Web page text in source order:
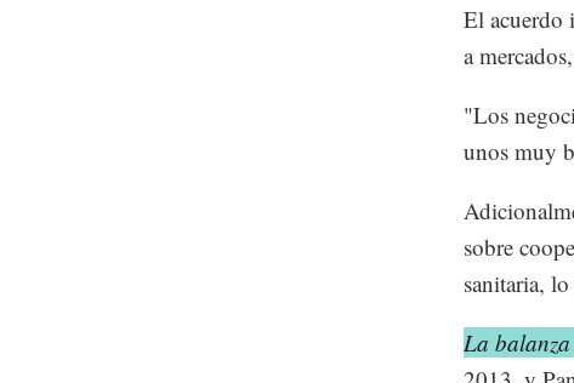
El acuerdo
a
"Los
unos muy
sobre
sanitaria,
La